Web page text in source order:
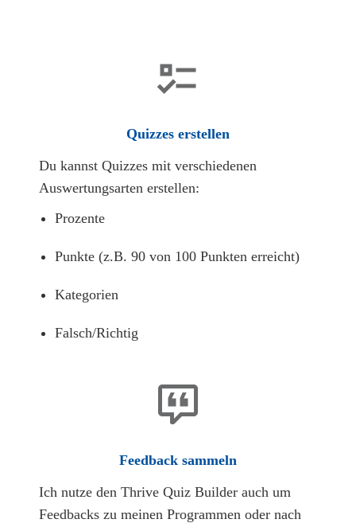
Quizzes erstellen
Du kannst Quizzes mit verschiedenen
Auswertungsarten erstellen:
Prozente
Punkte (z.B. 90 von 100 Punkten erreicht)
Kategorien
Falsch/Richtig
Feedback sammeln
Ich nutze den Thrive Quiz Builder auch um
Feedbacks zu meinen Programmen oder nach